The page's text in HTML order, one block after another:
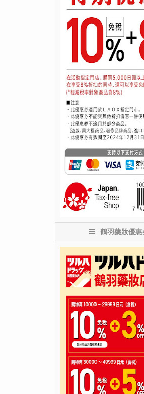
鶴羽藥妝優